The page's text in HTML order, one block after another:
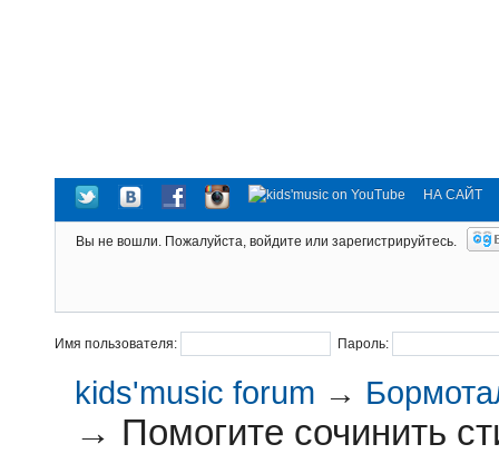
НА САЙТ
Вы не вошли. Пожалуйста, войдите или зарегистрируйтесь.
Имя пользователя: Пароль:
kids'music forum →
→ Помогите сочинить